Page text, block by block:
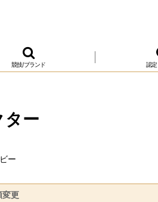
競技/ブランド 認定
ター
ー
変更